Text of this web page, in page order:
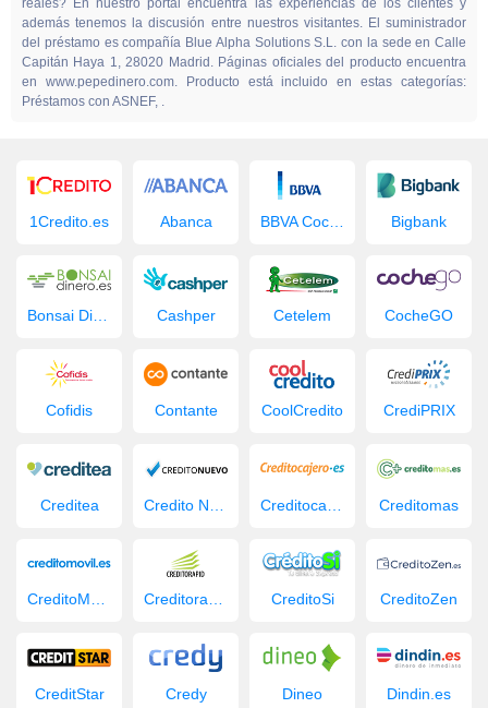
reales? En nuestro portal encuentra las experiencias de los clientes y
además tenemos la discusión entre nuestros visitantes. El suministrador
del préstamo es compañía Blue Alpha Solutions S.L. con la sede en Calle
Capitán Haya 1, 28020 Madrid. Páginas oficiales del producto encuentra
en www.pepedinero.com. Producto está incluido en estas categorías:
Préstamos con ASNEF, .
1Credito.es Abanca Bigbank
Bonsai Dinero Cashper Cetelem CocheGO
Cofidis Contante CoolCredito CrediPRIX
Creditea Creditomas
CreditoMovil.es Creditorapid CreditoSi CreditoZen
CreditStar Credy Dineo Dindin.es